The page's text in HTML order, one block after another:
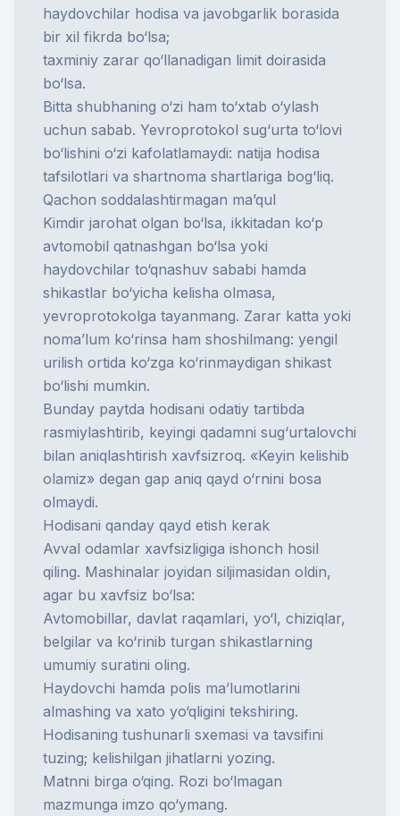
haydovchilar hodisa va javobgarlik borasida
bir xil fikrda bo‘lsa;
taxminiy zarar qo‘llanadigan limit doirasida
bo‘lsa.
Bitta shubhaning o‘zi ham to‘xtab o‘ylash
uchun sabab. Yevroprotokol sug‘urta to‘lovi
bo‘lishini o‘zi kafolatlamaydi: natija hodisa
tafsilotlari va shartnoma shartlariga bog‘liq.
Qachon soddalashtirmagan ma’qul
Kimdir jarohat olgan bo‘lsa, ikkitadan ko‘p
avtomobil qatnashgan bo‘lsa yoki
haydovchilar to‘qnashuv sababi hamda
shikastlar bo‘yicha kelisha olmasa,
yevroprotokolga tayanmang. Zarar katta yoki
noma’lum ko‘rinsa ham shoshilmang: yengil
urilish ortida ko‘zga ko‘rinmaydigan shikast
bo‘lishi mumkin.
Bunday paytda hodisani odatiy tartibda
rasmiylashtirib, keyingi qadamni sug‘urtalovchi
bilan aniqlashtirish xavfsizroq. «Keyin kelishib
olamiz» degan gap aniq qayd o‘rnini bosa
olmaydi.
Hodisani qanday qayd etish kerak
Avval odamlar xavfsizligiga ishonch hosil
qiling. Mashinalar joyidan siljimasidan oldin,
agar bu xavfsiz bo‘lsa:
Avtomobillar, davlat raqamlari, yo‘l, chiziqlar,
belgilar va ko‘rinib turgan shikastlarning
umumiy suratini oling.
Haydovchi hamda polis ma’lumotlarini
almashing va xato yo‘qligini tekshiring.
Hodisaning tushunarli sxemasi va tavsifini
tuzing; kelishilgan jihatlarni yozing.
Matnni birga o‘qing. Rozi bo‘lmagan
mazmunga imzo qo‘ymang.